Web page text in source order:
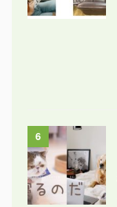
6